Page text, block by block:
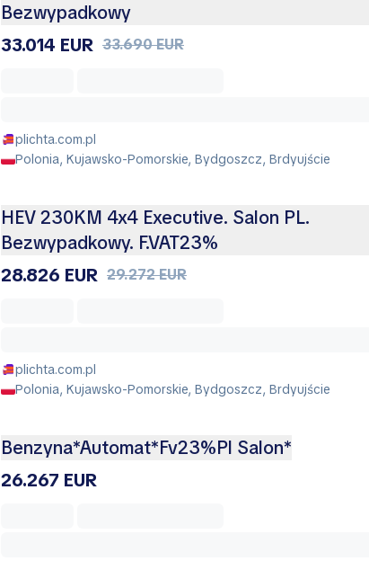
Bezwypadkowy
33.014 EUR 33.690 EUR
plichta.com.pl
Polonia, Kujawsko-Pomorskie, Bydgoszcz, Brdyujście
HEV 230KM 4x4 Executive. Salon PL.
Bezwypadkowy. F.VAT23%
28.826 EUR 29.272 EUR
plichta.com.pl
Polonia, Kujawsko-Pomorskie, Bydgoszcz, Brdyujście
Benzyna*Automat*Fv23%Pl Salon*
26.267 EUR